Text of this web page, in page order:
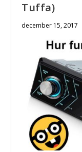
Tuffa)
december 15, 2017